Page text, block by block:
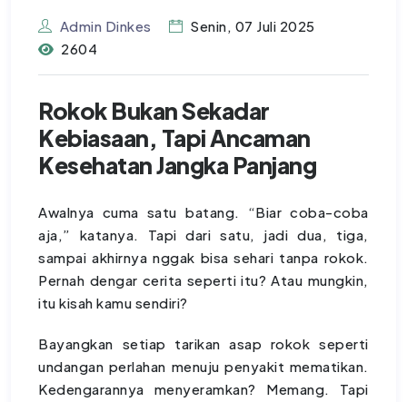
Admin Dinkes
Senin, 07 Juli 2025
2604
Rokok Bukan Sekadar
Kebiasaan, Tapi Ancaman
Kesehatan Jangka Panjang
Awalnya cuma satu batang. “Biar coba-coba
aja,” katanya. Tapi dari satu, jadi dua, tiga,
sampai akhirnya nggak bisa sehari tanpa rokok.
Pernah dengar cerita seperti itu? Atau mungkin,
itu kisah kamu sendiri?
Bayangkan setiap tarikan asap rokok seperti
undangan perlahan menuju penyakit mematikan.
Kedengarannya menyeramkan? Memang. Tapi